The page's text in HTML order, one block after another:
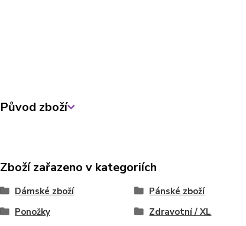
Původ zboží
Zboží zařazeno v kategoriích
Dámské zboží Pánské zboží
Ponožky
Zdravotní / XL